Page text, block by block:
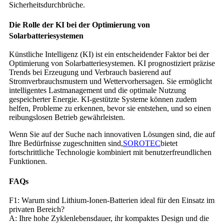
Sicherheitsdurchbrüche.
Die Rolle der KI bei der Optimierung von
Solarbatteriesystemen
Künstliche Intelligenz (KI) ist ein entscheidender Faktor bei der
Optimierung von Solarbatteriesystemen. KI prognostiziert präzise
Trends bei Erzeugung und Verbrauch basierend auf
Stromverbrauchsmustern und Wettervorhersagen. Sie ermöglicht
intelligentes Lastmanagement und die optimale Nutzung
gespeicherter Energie. KI-gestützte Systeme können zudem
helfen, Probleme zu erkennen, bevor sie entstehen, und so einen
reibungslosen Betrieb gewährleisten.
Wenn Sie auf der Suche nach innovativen Lösungen sind, die auf
Ihre Bedürfnisse zugeschnitten sind,SOROTECbietet
fortschrittliche Technologie kombiniert mit benutzerfreundlichen
Funktionen.
FAQs
F1: Warum sind Lithium-Ionen-Batterien ideal für den Einsatz im
privaten Bereich?
A: Ihre hohe Zyklenlebensdauer, ihr kompaktes Design und die